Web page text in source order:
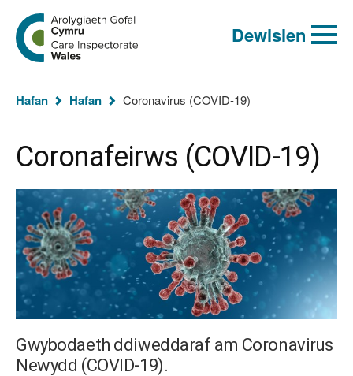
Chwiliad
allweddeiriau
cyflawn
Chwilio
Ewch
i
hafan
Arolygiaeth
Cymru
Dewislen
Rydych
Hafan Hafan Coronavirus (COVID-19)
Coronafeirws (COVID-19)
Gwybodaeth ddiweddaraf am Coronavirus
Newydd (COVID-19).